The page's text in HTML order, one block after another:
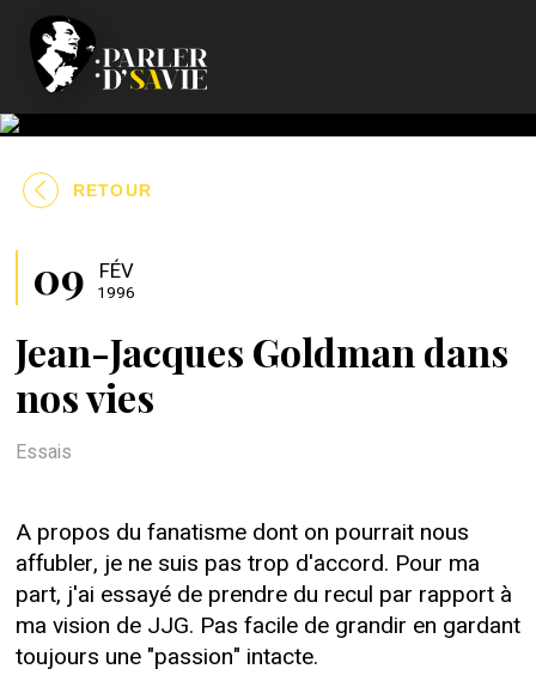
RETOUR
Jean-Jacques Goldman dans
nos vies
09 FÉV
1996
Essais
A propos du fanatisme dont on pourrait nous
affubler, je ne suis pas trop d'accord. Pour ma
part, j'ai essayé de prendre du recul par rapport à
ma vision de JJG. Pas facile de grandir en gardant
toujours une "passion" intacte.